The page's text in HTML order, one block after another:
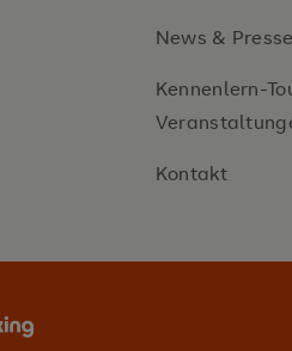
News &
Kennenlern-
Kontakt